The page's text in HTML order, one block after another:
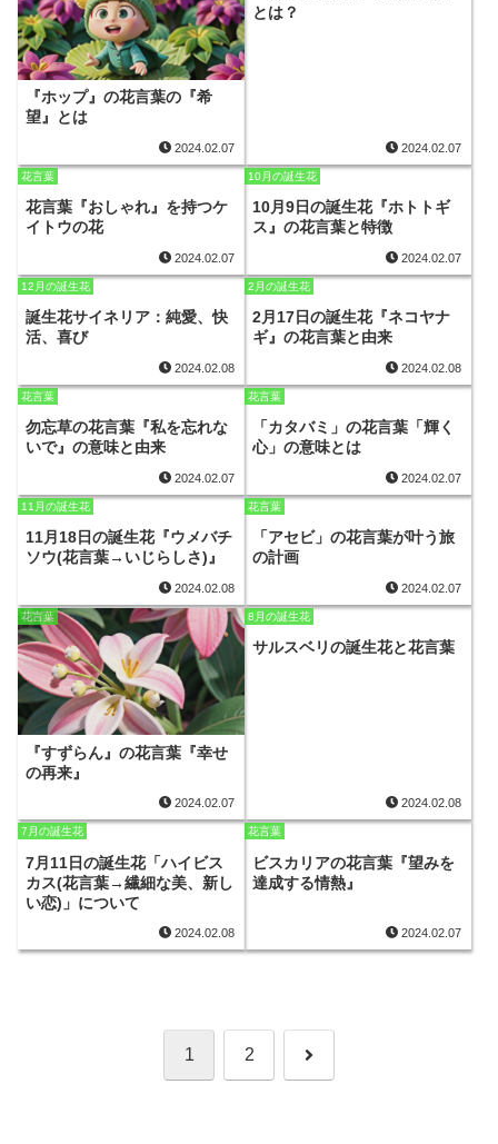
『ホップ』の花言葉の『希
望』とは
2024.02.07
とは？
2024.02.07
花言葉
花言葉『おしゃれ』を持つケ
イトウの花
2024.02.07
10月の誕生花
10月9日の誕生花『ホトトギ
ス』の花言葉と特徴
2024.02.07
12月の誕生花
誕生花サイネリア：純愛、快
活、喜び
2024.02.08
2月の誕生花
2月17日の誕生花『ネコヤナ
ギ』の花言葉と由来
2024.02.08
花言葉
勿忘草の花言葉『私を忘れな
いで』の意味と由来
2024.02.07
花言葉
「カタバミ」の花言葉「輝く
心」の意味とは
2024.02.07
11月の誕生花
11月18日の誕生花『ウメバチ
ソウ(花言葉→いじらしさ)』
2024.02.08
花言葉
「アセビ」の花言葉が叶う旅
の計画
2024.02.07
花言葉
『すずらん』の花言葉『幸せ
の再来』
2024.02.07
8月の誕生花
サルスベリの誕生花と花言葉
2024.02.08
7月の誕生花
7月11日の誕生花「ハイビス
カス(花言葉→繊細な美、新し
い恋)」について
2024.02.08
花言葉
ビスカリアの花言葉『望みを
達成する情熱』
2024.02.07
1 2 次